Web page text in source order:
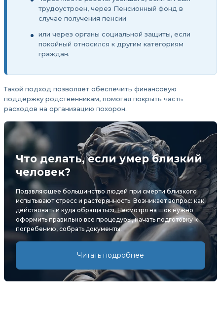
трудоустроен, через Пенсионный фонд в
случае получения пенсии
или через органы социальной защиты, если
покойный относился к другим категориям
граждан.
Такой подход позволяет обеспечить финансовую
поддержку родственникам, помогая покрыть часть
расходов на организацию похорон.
Что делать, если умер близкий
человек?
Подавляющее большинство людей при смерти близкого
испытывают стресс и растерянность. Возникает вопрос: как
действовать и куда обращаться. Несмотря на шок нужно
оформить правильно все процедуры, начать подготовку к
погребению, собрать документы.
Читать подробнее